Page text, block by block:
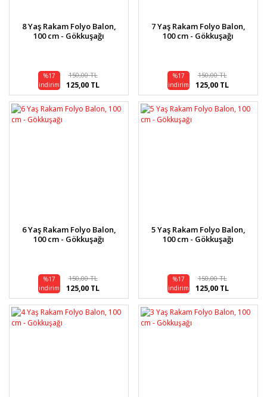
8 Yaş Rakam Folyo Balon,
100 cm - Gökkuşağı
%17
indirim
150,00 TL
125,00 TL
7 Yaş Rakam Folyo Balon,
100 cm - Gökkuşağı
%17
indirim
150,00 TL
125,00 TL
6 Yaş Rakam Folyo Balon,
100 cm - Gökkuşağı
%17
indirim
150,00 TL
125,00 TL
5 Yaş Rakam Folyo Balon,
100 cm - Gökkuşağı
%17
indirim
150,00 TL
125,00 TL